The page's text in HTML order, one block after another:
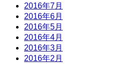
2016年7月
2016年6月
2016年5月
2016年4月
2016年3月
2016年2月